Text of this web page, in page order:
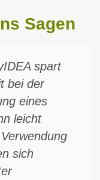
Sagen
spart
bei der
eines
leicht
sich